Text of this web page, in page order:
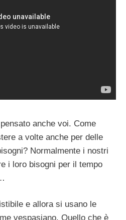
anche voi. Come
a volte anche per delle
Normalmente i nostri
i loro bisogni per il tempo
e allora si usano le
vespasiano. Quello che è